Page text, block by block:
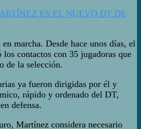
ES EL NUEVO DT DE
marcha. Desde hace unos días, el
contactos con 35 jugadoras que
de la selección.
ya fueron dirigidas por él y
rápido y ordenado del DT,
defensa.
Martínez considera necesario